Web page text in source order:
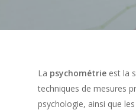
La psychométrie est la
techniques de mesures
psychologie, ainsi que